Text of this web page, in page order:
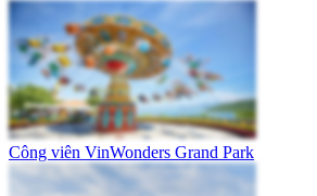
Công viên VinWonders Grand Park